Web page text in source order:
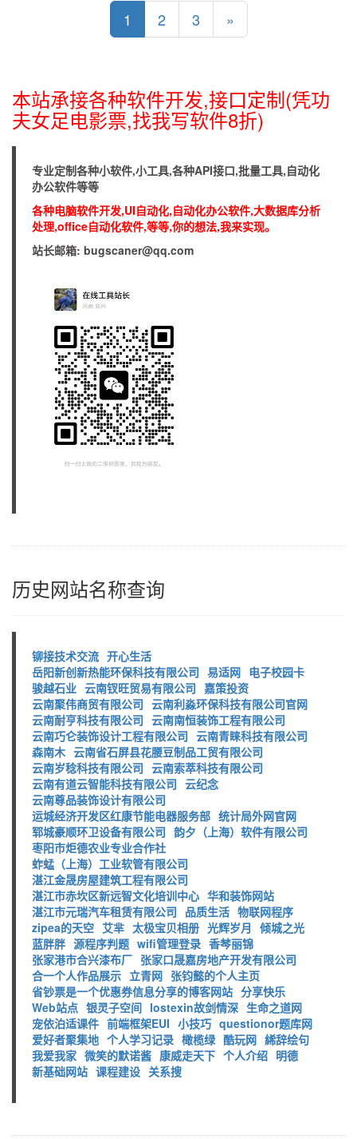
1 2 3 »
本站承接各种软件开发,接口定制(凭功
夫女足电影票,找我写软件8折)
专业定制各种小软件,小工具,各种API接口,批量工具,自动化
办公软件等等
各种电脑软件开发,UI自动化,自动化办公软件,大数据库分析
处理,office自动化软件,等等,你的想法,我来实现。
站长邮箱: bugscaner@qq.com
历史网站名称查询
铆接技术交流 开心生活
岳阳新创新热能环保科技有限公司 易适网 电子校园卡
骏越石业 云南钗旺贸易有限公司 嘉策投资
云南聚伟商贸有限公司 云南利淼环保科技有限公司官网
云南耐亨科技有限公司 云南南恒装饰工程有限公司
云南巧仑装饰设计工程有限公司 云南青睐科技有限公司
森南木 云南省石屏县花腰豆制品工贸有限公司
云南岁稔科技有限公司 云南索萃科技有限公司
云南有道云智能科技有限公司 云纪念
云南尊品装饰设计有限公司
运城经济开发区红康节能电器服务部 统计局外网官网
郓城豪顺环卫设备有限公司 韵夕（上海）软件有限公司
枣阳市炬德农业专业合作社
蚱蜢（上海）工业软管有限公司
湛江金晟房屋建筑工程有限公司
湛江市赤坎区新远智文化培训中心 华和装饰网站
湛江市元瑞汽车租赁有限公司 品质生活 物联网程序
zipea的天空 艾芈 太极宝贝相册 光辉岁月 倾城之光
蓝胖胖 源程序判题 wifi管理登录 香棽丽锦
张家港市合兴漆布厂 张家口晟嘉房地产开发有限公司
合一个人作品展示 立青网 张钧懿的个人主页
省钞票是一个优惠券信息分享的博客网站 分享快乐
Web站点 银灵子空间 lostexin故剑情深 生命之道网
宠依泊适课件 前端框架EUI 小技巧 questionor题库网
爱好者聚集地 个人学习记录 橄榄绿 酷玩网 絺辞绘句
我爱我家 微笑的默诺酱 康威走天下 个人介绍 明德
新基础网站 课程建设 关系搜